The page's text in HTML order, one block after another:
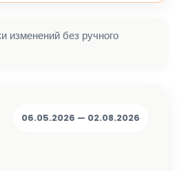
изменений без ручного
06.05.2026 — 02.08.2026